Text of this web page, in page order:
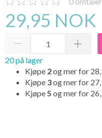
29,95 NOK
20 på lager
Kjøpe 2og mer for
Kjøpe 3og mer for
Kjøpe 5 og mer for